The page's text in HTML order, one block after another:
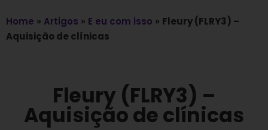
Home » Artigos » E eu com isso » Fleury (FLRY3) –
Aquisição de clínicas
Fleury (FLRY3) –
Aquisição de clínicas